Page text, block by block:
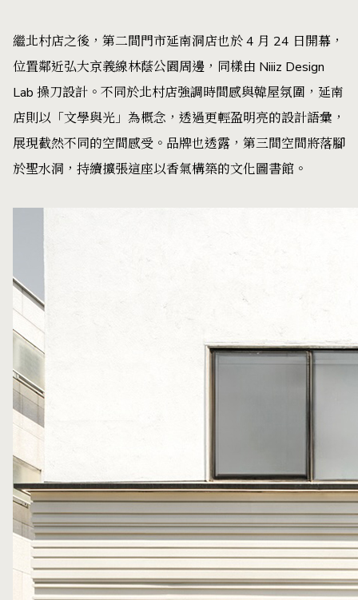
繼北村店之後，第二間門市延南洞店也於 4 月 24 日開幕，
位置鄰近弘大京義線林蔭公園周邊，同樣由 Niiiz Design
Lab 操刀設計。不同於北村店強調時間感與韓屋氛圍，延南
店則以「文學與光」為概念，透過更輕盈明亮的設計語彙，
展現截然不同的空間感受。品牌也透露，第三間空間將落腳
於聖水洞，持續擴張這座以香氣構築的文化圖書館。